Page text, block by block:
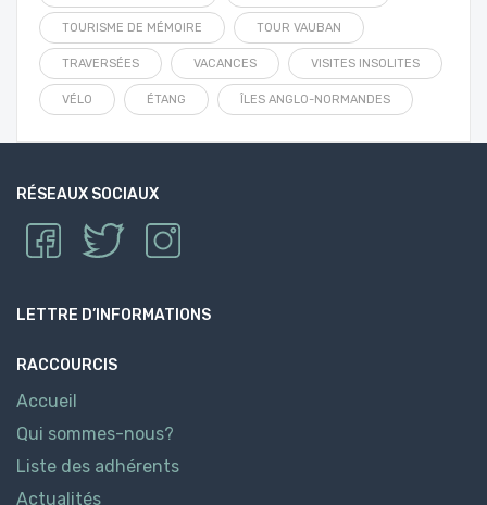
TOURISME DE MÉMOIRE TOUR VAUBAN
TRAVERSÉES VACANCES VISITES INSOLITES
VÉLO ÉTANG ÎLES ANGLO-NORMANDES
RÉSEAUX SOCIAUX
LETTRE D’INFORMATIONS
RACCOURCIS
Accueil
Qui sommes-nous?
Liste des adhérents
Actualités